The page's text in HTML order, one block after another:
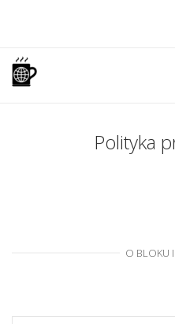
content
Home
Polityka
O BLOKU